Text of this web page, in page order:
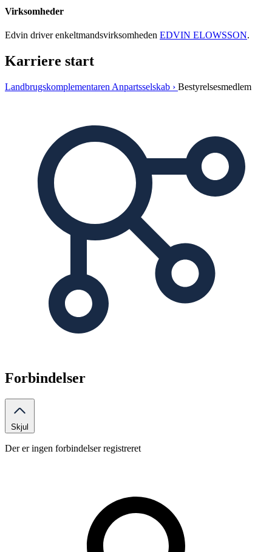
Virksomheder
Edvin driver enkeltmandsvirksomheden EDVIN ELOWSSON.
Karriere start
Landbrugskomplementaren Anpartsselskab › Bestyrelsesmedlem
Forbindelser
Skjul
Der er ingen forbindelser registreret